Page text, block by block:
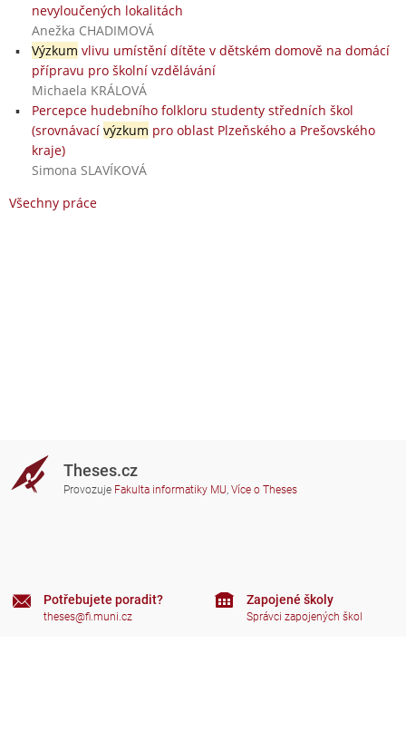
nevyloučených lokalitách
Anežka CHADIMOVÁ
Výzkum vlivu umístění dítěte v dětském domově na domácí
přípravu pro školní vzdělávání
Michaela KRÁLOVÁ
Percepce hudebního folkloru studenty středních škol
(srovnávací výzkum pro oblast Plzeňského a Prešovského
kraje)
Simona SLAVÍKOVÁ
Všechny práce
Theses.cz
Provozuje Fakulta informatiky MU, Více o Theses
Potřebujete poradit?
theses@fi.muni.cz
Zapojené školy
Správci zapojených škol